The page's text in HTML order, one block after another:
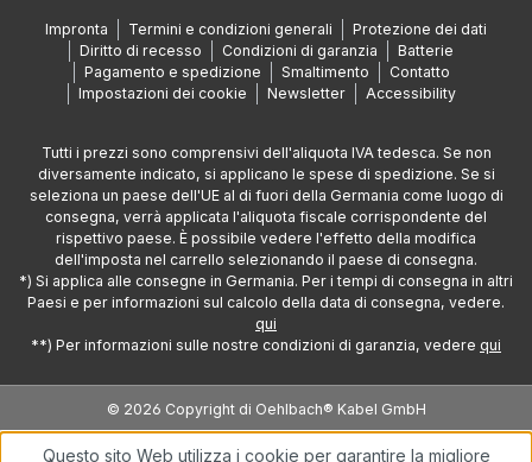
Impronta Termini e condizioni generali
Protezione dei dati
Diritto di recesso
Condizioni di garanzia
Batterie
Pagamento e spedizione
Smaltimento
Contatto
Impostazioni dei cookie
Newsletter Accessibility
Tutti i prezzi sono comprensivi dell'aliquota IVA tedesca. Se non
diversamente indicato, si applicano le spese di spedizione. Se si
seleziona un paese dell'UE al di fuori della Germania come luogo di
consegna, verrà applicata l'aliquota fiscale corrispondente del
rispettivo paese. È possibile vedere l'effetto della modifica
dell'imposta nel carrello selezionando il paese di consegna.
*) Si applica alle consegne in Germania. Per i tempi di consegna in altri
Paesi e per informazioni sul calcolo della data di consegna, vedere.
qui
**) Per informazioni sulle nostre condizioni di garanzia, vedere qui
© 2026 Copyright di Oehlbach® Kabel GmbH
Questo sito Web utilizza i cookie per garantire la migliore